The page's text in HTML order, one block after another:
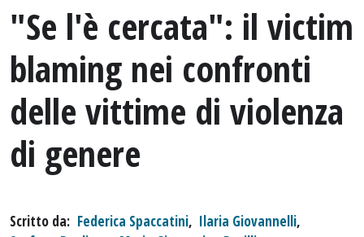
"Se l'è cercata": il victim
blaming nei confronti
delle vittime di violenza
di genere
Scritto da Federica Spaccatini, Ilaria Giovannelli,